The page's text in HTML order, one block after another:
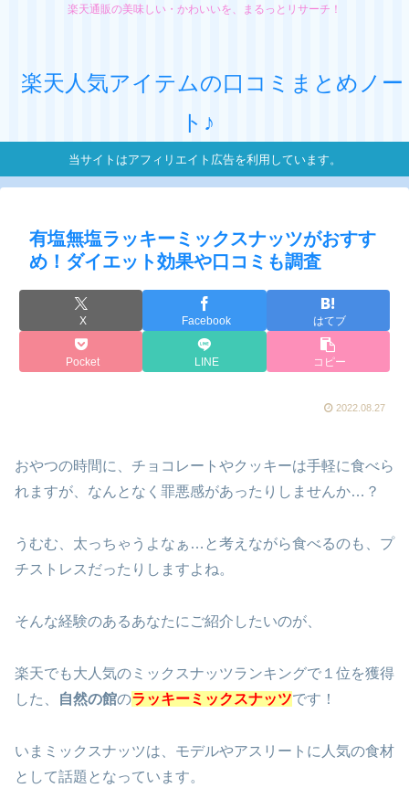
楽天通販の美味しい・かわいいを、まるっとリサーチ！
楽天人気アイテムの口コミまとめノー
ト♪
当サイトはアフィリエイト広告を利用しています。
有塩無塩ラッキーミックスナッツがおすす
め！ダイエット効果や口コミも調査
X Facebook はてブ
Pocket LINE コピー
2022.08.27
おやつの時間に、チョコレートやクッキーは手軽に食べら
れますが、なんとなく罪悪感があったりしませんか…？
うむむ、太っちゃうよなぁ…と考えながら食べるのも、プ
チストレスだったりしますよね。
そんな経験のあるあなたにご紹介したいのが、
楽天でも大人気のミックスナッツランキングで１位を獲得
した、
自然の館のラッキーミックスナッツです！
いまミックスナッツは、モデルやアスリートに人気の食材
として話題となっています。